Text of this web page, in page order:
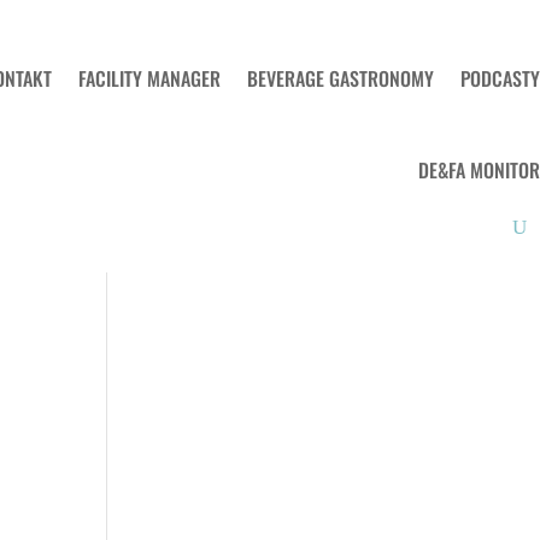
FACILITY MANAGER BEVERAGE GASTRONOMY PODCASTY
DE&FA MONITOR